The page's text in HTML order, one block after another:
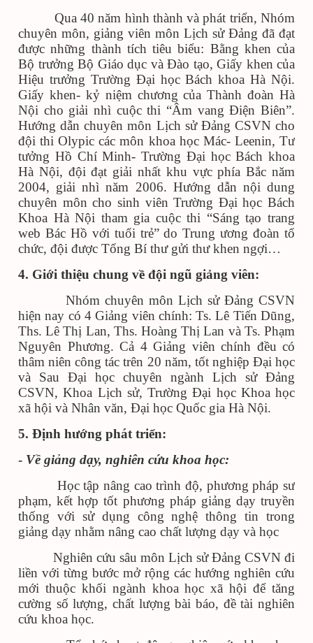
Qua 40 năm hình thành và phát triển, Nhóm
chuyên môn, giảng viên môn Lịch sử Đảng đã đạt
được những thành tích tiêu biểu: Bằng khen của
Bộ trưởng Bộ Giáo dục và Đào tạo, Giấy khen của
Hiệu trưởng Trường Đại học Bách khoa Hà Nội.
Giấy khen- kỷ niệm chương của Thành đoàn Hà
Nội cho giải nhì cuộc thi “Âm vang Điện Biên”.
Hướng dẫn chuyên môn Lịch sử Đảng CSVN cho
đội thi Olypic các môn khoa học Mác- Leenin, Tư
tưởng Hồ Chí Minh- Trường Đại học Bách khoa
Hà Nội, đội đạt giải nhất khu vực phía Bắc năm
2004, giải nhì năm 2006. Hướng dẫn nội dung
chuyên môn cho sinh viên Trường Đại học Bách
Khoa Hà Nội tham gia cuộc thi “Sáng tạo trang
web Bác Hồ với tuổi trẻ” do Trung ương đoàn tổ
chức, đội được Tổng Bí thư gửi thư khen ngợi…
4. Giới thiệu chung về đội ngũ giảng viên:
Nhóm chuyên môn Lịch sử Đảng CSVN
hiện nay có 4 Giảng viên chính: Ts. Lê Tiến Dũng,
Ths. Lê Thị Lan, Ths. Hoàng Thị Lan và Ts. Phạm
Nguyên Phương. Cả 4 Giảng viên chính đều có
thâm niên công tác trên 20 năm, tốt nghiệp Đại học
và Sau Đại học chuyên ngành Lịch sử Đảng
CSVN, Khoa Lịch sử, Trường Đại học Khoa học
xã hội và Nhân văn, Đại học Quốc gia Hà Nội.
5. Định hướng phát triển:
- Về giảng dạy, nghiên cứu khoa học:
Học tập nâng cao trình độ, phương pháp sư
phạm, kết hợp tốt phương pháp giảng dạy truyền
thống với sử dụng công nghệ thông tin trong
giảng dạy nhằm nâng cao chất lượng dạy và học
Nghiên cứu sâu môn Lịch sử Đảng CSVN đi
liền với từng bước mở rộng các hướng nghiên cứu
mới thuộc khối ngành khoa học xã hội để tăng
cường số lượng, chất lượng bài báo, đề tài nghiên
cứu khoa học.